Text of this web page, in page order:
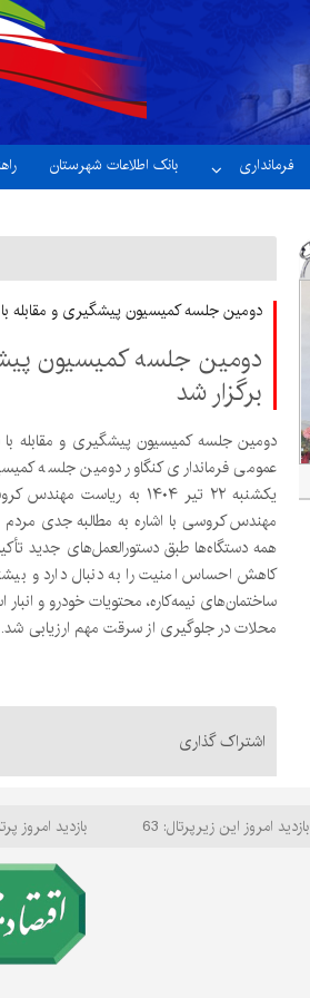
فرمانداری بانک اطلاعات شهرستان
دومین جلسه کمیسیون پیشگیری و مقابله
دومین جلسه کمیسیون
برگزار شد
عمومی فرمانداری کنگاور دومین جلسه
یکشنبه ۲۲ تیر ۱۴۰۴ به
مهندس کروسی با اشاره به مطالبه جدی
همه دستگاه‌ها طبق دستورالعمل‌های جدید
کاهش احساس امنیت را به دنبال دارد و
ساختمان‌های نیمه‌کاره، محتویات خودرو و
محلات در جلوگیری از سرقت مهم ارزیابی
اشتراک گذاری
بازدید امروز این زیرپرتال: 63 بازدید امروز پرتال: